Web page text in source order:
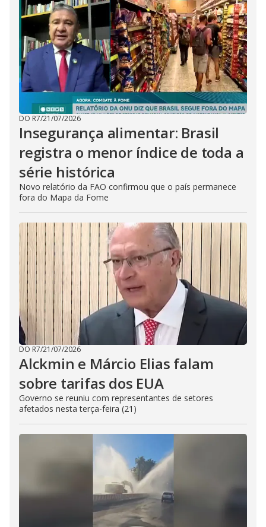
DO R7/21/07/2026
Insegurança alimentar: Brasil
registra o menor índice de toda a
série histórica
Novo relatório da FAO confirmou que o país permanece
fora do Mapa da Fome
DO R7/21/07/2026
Alckmin e Márcio Elias falam
sobre tarifas dos EUA
Governo se reuniu com representantes de setores
afetados nesta terça-feira (21)